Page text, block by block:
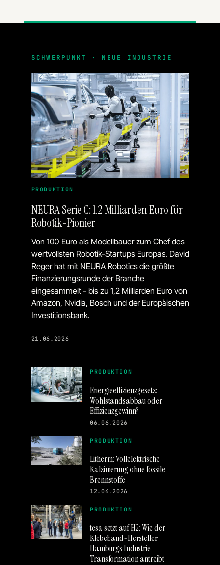
SCHWERPUNKT · NEUE INDUSTRIE
PRODUKTION
NEURA Serie C: 1,2 Milliarden Euro für
Robotik-Pionier
Von 100 Euro als Modellbauer zum Chef des
wertvollsten Robotik-Startups Europas. David
Reger hat mit NEURA Robotics die größte
Finanzierungsrunde der Branche
eingesammelt - bis zu 1,2 Milliarden Euro von
Amazon, Nvidia, Bosch und der Europäischen
Investitionsbank.
21.06.2026
PRODUKTION
Energieeffizienzgesetz:
Wohlstandsabbau oder
Effizienzgewinn?
06.06.2026
PRODUKTION
Litherm: Vollelektrische
Kalzinierung ohne fossile
Brennstoffe
12.04.2026
PRODUKTION
tesa setzt auf H2: Wie der
Klebeband-Hersteller
Hamburgs Industrie-
Transformation antreibt